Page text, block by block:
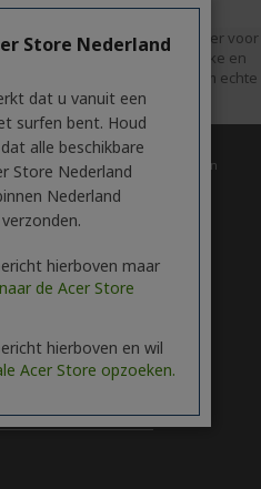
onafhankelijke dienstverlener voor
Trusted Shops heeft redelijke en
om te garanderen dat het om echte
over Trusted Shops
per apparaat. Beschikbaarheid en
Voor bepaalde functies is specifieke
vereist (zie
windows-11-specifications).
h
i
d
e
i
d
e
n
h
d
d
h
i
Store Nederland
dat u vanuit een
surfen bent. Houd
alle beschikbare
Store Nederland
Nederland
hierboven maar
naar de Acer Store
hierboven en wil
Acer Store opzoeken.